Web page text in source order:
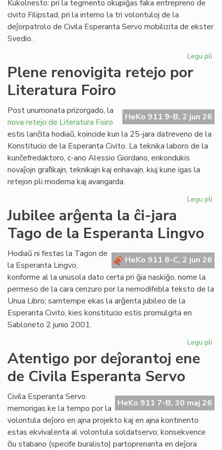
Kukolnesto: pri la tegmento okupiĝas faka entrepreno de
civito Filipstad, pri la interno la tri volontuloj de la
deĵorpatrolo de Civila Esperanta Servo mobilizita de ekster
Svedio.
Legu pli
la
Plene renovigita retejo por
Literatura Foiro
HeKo 911 9-B, 2 jun 26
Post unumonata prizorgado, la
nova retejo de Literatura Foiro
estis lanĉita hodiaŭ, koincide kun la 25-jara datreveno de la
Konstitucio de la Esperanta Civito. La teknika laboro de la
kunĉefredaktoro, c-ano Alessio Giordano, enkondukis
novaĵojn graﬁkajn, teknikajn kaj enhavajn, kiuj kune igas la
retejon pli moderna kaj avangarda.
Legu pli
Jubilee arĝenta la ĉi-jara
Tago de la Esperanta Lingvo
HeKo 911 8-C, 2 jun 26
Hodiaŭ ni festas la Tagon de
la Esperanta Lingvo,
konforme al la unusola dato certa pri ĝia naskiĝo, nome la
permeso de la cara cenzuro por la nemodifebla teksto de la
Unua Libro; samtempe ekas la arĝenta jubileo de la
Esperanta Civito, kies konstitucio estis promulgita en
Sabloneto 2 junio 2001.
Legu pli
Atentigo por deĵorantoj ene
de Civila Esperanta Servo
HeKo 911 7-B, 30 maj 26
Civila Esperanta Servo
memorigas ke la tempo por la
volontula deĵoro en ajna projekto kaj en ajna kontinento
estas ekvivalenta al volontula soldatservo; konsekvence
ĉiu stabano (specife buralisto) partoprenanta en deĵora